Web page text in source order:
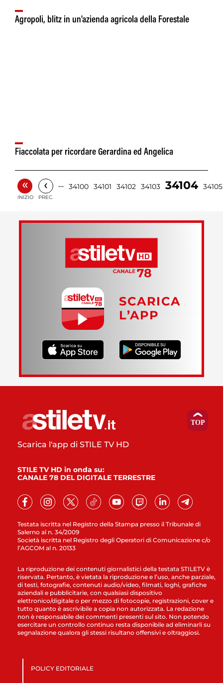
Agropoli, blitz in un'azienda agricola della Forestale
Fiaccolata per ricordare Gerardina ed Angelica
«
INIZIO
‹
PREC.
… 34100 34101 34102 34103 34104 34105
SCARICA
L’APP
Testata iscritta nel Registro della Stampa presso il Tribunale di
Salerno al n. 34/2009
Società iscritta nel Registro degli Operatori di Comunicazione c/o
l’AGCOM al n. 20133
Scarica l'app di STILE TV HD
STILE TV HD in onda su:
CANALE 78 DEL DIGITALE TERRESTRE
La riproduzione dei contenuti giornalistici della testata STILETV è
riservata. Pertanto, è vietata la riproduzione e l’uso, anche parziale,
di testi, fotografie, contenuti audio/video, filmati, loghi, grafiche
aziendali e pubblicitarie, con qualsiasi dispositivo
elettronico/digitale o per mezzo di fotocopie, registrazioni, cover e
tutto quanto è ascrivibile a copia non autorizzata. La redazione
non è responsabile dei commenti presenti sul sito. Non potendo
esercitare un controllo continuo resta disponibile ad eliminarli su
segnalazione qualora gli stessi risultano offensivi e oltraggiosi.
POLICY EDITORIALE